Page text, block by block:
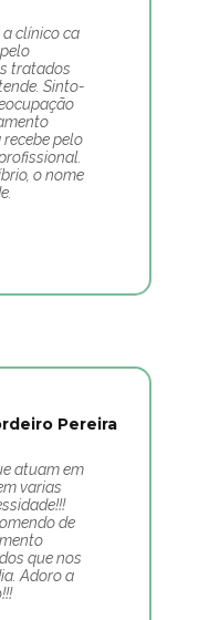
clínico ca
tratados
Sinto-
pelo
o nome
Pereira
atuam em
varias
de
que nos
Adoro a